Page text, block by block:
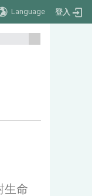
Language 登入
:::
生命